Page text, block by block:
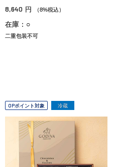
8,640 円 （8%税込）
在庫：○
二重包装不可
OPポイント対象 冷蔵